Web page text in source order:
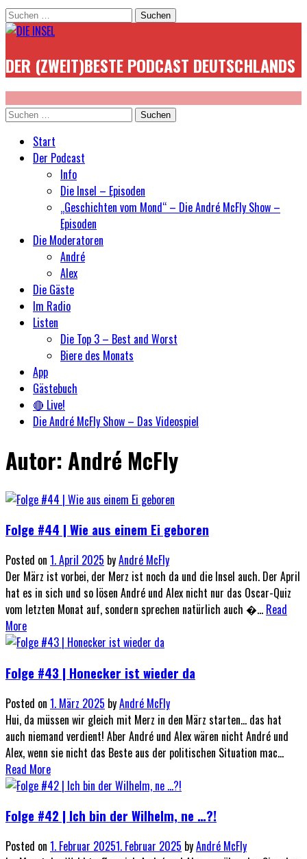
Suchen
nach:
DER (ZWEIT)BESTE PODCAST DEUTSCHLANDS
Suchen
Start
Der Podcast
Info
Die Insel – Episoden
„Geschichten vom Mond“ – Die André McFly Show –
Episoden
Die Moderatoren
André
Alex
Die Gäste
Im Radio
Listen
Die Top 3 – Best and Worst
Biere des Monats
App
Gästebuch
🔴 Live!
Die André McFly Show – Das Videospiel
Autor: André McFly
Folge #44 | Wie aus einem Ei geboren
Posted on 1. April 2025 byAndré McFly
Der März ist vorbei, der Merz ist noch da und die Insel auch. Der April
hat es in sich und so lösen André und Alex nicht nur das Oscar-Quiz
vom letzten Monat auf, sondern sprechen natürlich auch �... Read
More
Folge #43 | Honecker ist wieder da
Posted on 1. März 2025 byAndré McFly
Hui, da müssen wir gleich mit Merz in den März starten... das hat
auch niemand verdient! Aber André und Alex wären nicht André und
Alex, wenn sie nicht das Beste aus der politischen Situation mac...
Read More
Folge #42 | Ich bin der Wilhelm, ne …?!
Posted on 1. Februar 20251. Februar 2025 byAndré McFly